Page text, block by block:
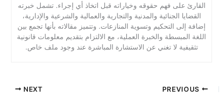
القارئ على فهم حقوقه وخياراته قبل اتخاذ أي إجراء. تشمل خبرته
القضايا الجنائية والمدنية والتجارية والعمالية والشرعية والإدارية،
إضافة إلى التحكيم وتسوية المنازعات. وتتميز مقالاته بأنها تجمع بين
اللغة المبسطة والخبرة العملية، مع الالتزام بتقديم معلومات قانونية
تثقيفية لا تغني عن الاستشارة المباشرة عند وجود ملف خاص.
NEXT